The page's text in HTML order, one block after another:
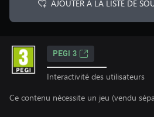
AJOUTER À LA LISTE DE
PEGI 3
Interactivité des utilisateurs
Ce contenu nécessite un jeu (vendu